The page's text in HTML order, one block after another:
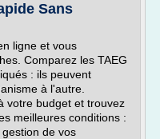
Sans
ligne et vous
Comparez les TAEG
: ils peuvent
à l'autre.
votre budget et trouvez
meilleures conditions :
de vos